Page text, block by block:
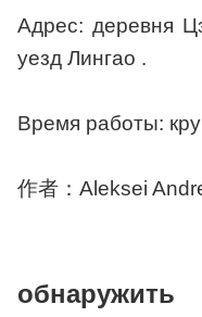
Адрес: деревня
уезд Лингао .
Время работы:
作者：Aleksei
обнаружить